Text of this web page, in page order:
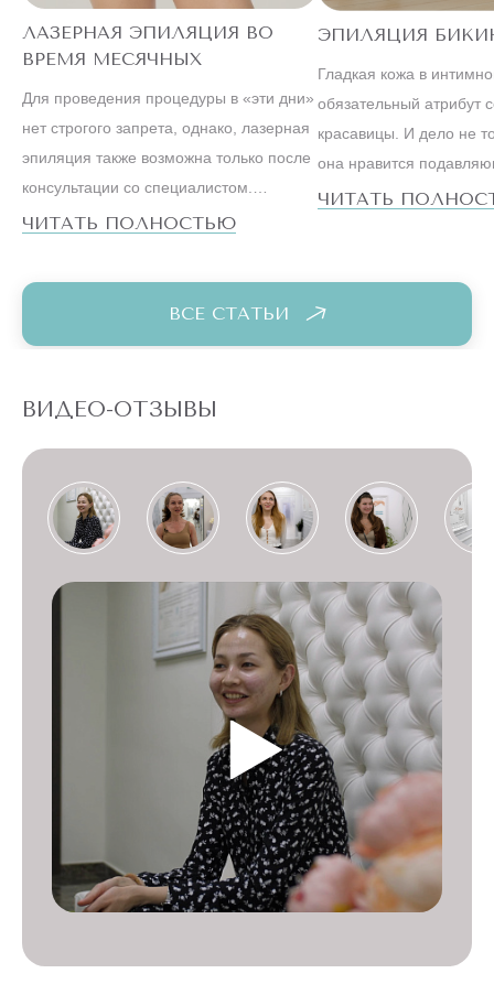
ЛАЗЕРНАЯ ЭПИЛЯЦИЯ ВО
ВРЕМЯ МЕСЯЧНЫХ
Для проведения процедуры в «эти дни»
нет строгого запрета, однако, лазерная
эпиляция также возможна только после
консультации со специалистом.
Ведущие косметологи настаивают на
например, подмышек, лучше оставить
на первые дни после менструации.
ЧИТАТЬ ПОЛНОСТЬЮ
ЭПИЛЯЦИЯ
Гладкая кожа в
обязательный атрибут
красавицы. И дело не
она нравится
большинству мужчин.
вели наши мамы и
ЧИТАТЬ
ВСЕ СТАТЬИ
ВИДЕО-ОТЗЫВЫ